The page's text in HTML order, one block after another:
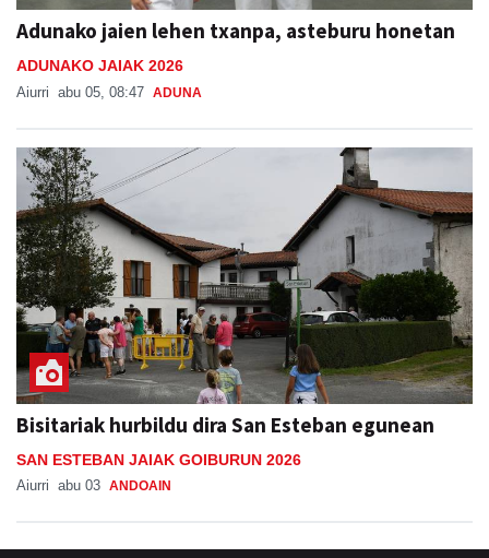
Adunako jaien lehen txanpa, asteburu honetan
ADUNAKO JAIAK 2026
Aiurri abu 05, 08:47 ADUNA
Bisitariak hurbildu dira San Esteban egunean
SAN ESTEBAN JAIAK GOIBURUN 2026
Aiurri abu 03 ANDOAIN